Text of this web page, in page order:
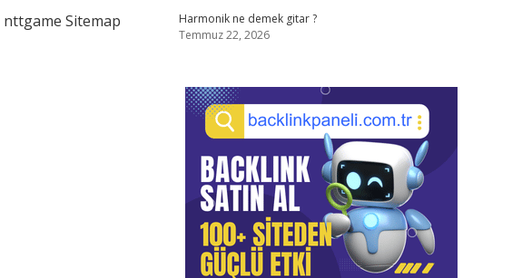
nttgame Sitemap
Harmonik ne demek gitar ?
Temmuz 22, 2026